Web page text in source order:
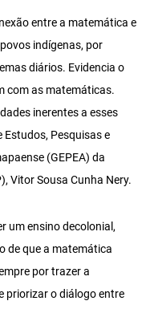
entre a matemática e
indígenas, por
diários. Evidencia o
com as matemáticas.
inerentes a esses
Estudos, Pesquisas e
(GEPEA) da
Vitor Sousa Cunha Nery.
um ensino decolonial,
de que a matemática
por trazer a
priorizar o diálogo entre